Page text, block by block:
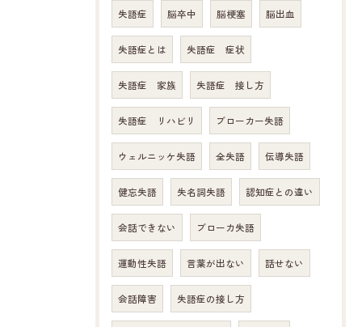
失語症 脳卒中 脳梗塞 脳出血
失語症とは 失語症 症状
失語症 家族 失語症 接し方
失語症 リハビリ ブローカー失語
ウェルニッケ失語 全失語 伝導失語
健忘失語 失名詞失語 認知症との違い
会話できない ブローカ失語
運動性失語 言葉が出ない 話せない
会話障害 失語症の接し方